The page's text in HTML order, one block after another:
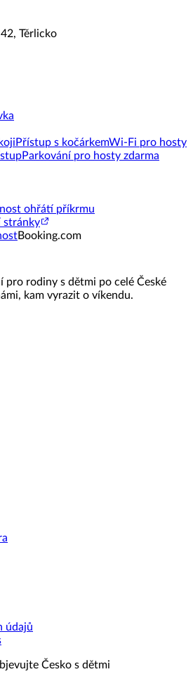
Těrlicko
Přístup s kočárkemWi-Fi pro hosty
Parkování pro hosty zdarma
ohřátí příkrmu
stránky
Booking.com
pro rodiny s dětmi po celé České
kam vyrazit o víkendu.
údajů
Česko s dětmi